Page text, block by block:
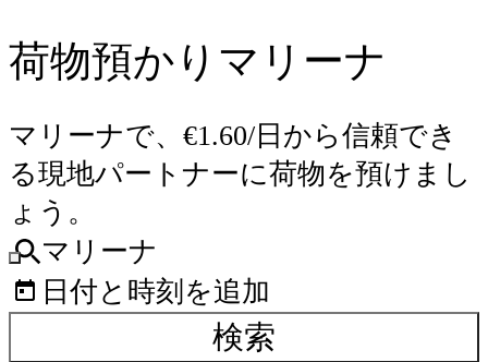
荷物預かりマリーナ
マリーナで、€1.60/日から信頼でき
る現地パートナーに荷物を預けまし
ょう。
マリーナ
日付と時刻を追加
検索